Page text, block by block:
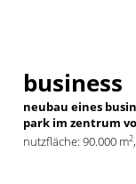
business
neubau eines
park im zentrum
nutzfläche: 90.000 m2